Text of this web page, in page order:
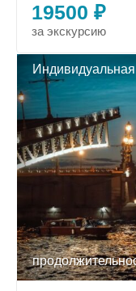
19500 ₽
за экскурсию
Индивидуальная